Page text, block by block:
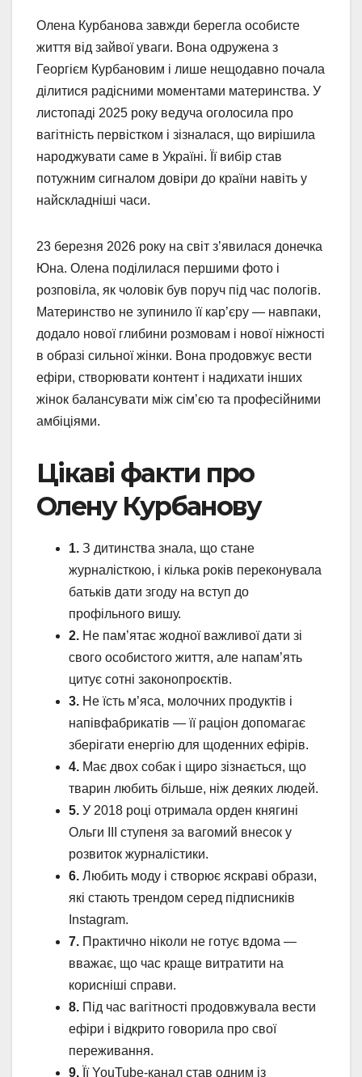
Олена Курбанова завжди берегла особисте
життя від зайвої уваги. Вона одружена з
Георгієм Курбановим і лише нещодавно почала
ділитися радісними моментами материнства. У
листопаді 2025 року ведуча оголосила про
вагітність первістком і зізналася, що вирішила
народжувати саме в Україні. Її вибір став
потужним сигналом довіри до країни навіть у
найскладніші часи.
23 березня 2026 року на світ з’явилася донечка
Юна. Олена поділилася першими фото і
розповіла, як чоловік був поруч під час пологів.
Материнство не зупинило її кар’єру — навпаки,
додало нової глибини розмовам і нової ніжності
в образі сильної жінки. Вона продовжує вести
ефіри, створювати контент і надихати інших
жінок балансувати між сім’єю та професійними
амбіціями.
Цікаві факти про
Олену Курбанову
1. З дитинства знала, що стане
журналісткою, і кілька років переконувала
батьків дати згоду на вступ до
профільного вишу.
2. Не пам’ятає жодної важливої дати зі
свого особистого життя, але напам’ять
цитує сотні законопроєктів.
3. Не їсть м’яса, молочних продуктів і
напівфабрикатів — її раціон допомагає
зберігати енергію для щоденних ефірів.
4. Має двох собак і щиро зізнається, що
тварин любить більше, ніж деяких людей.
5. У 2018 році отримала орден княгині
Ольги III ступеня за вагомий внесок у
розвиток журналістики.
6. Любить моду і створює яскраві образи,
які стають трендом серед підписників
Instagram.
7. Практично ніколи не готує вдома —
вважає, що час краще витратити на
корисніші справи.
8. Під час вагітності продовжувала вести
ефіри і відкрито говорила про свої
переживання.
9. Її YouTube-канал став одним із